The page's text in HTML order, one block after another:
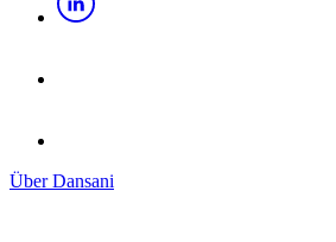
Über Dansani